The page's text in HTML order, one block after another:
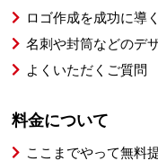
ロゴ作成を成功に導
名刺や封筒などのデ
よくいただくご質問
料金について
ここまでやって無料